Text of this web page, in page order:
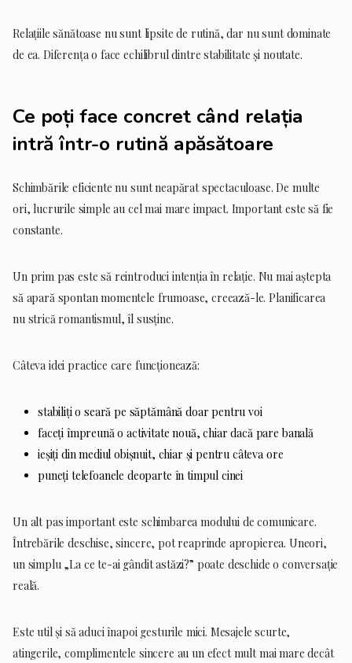
Relațiile sănătoase nu sunt lipsite de rutină, dar nu sunt dominate
de ea. Diferența o face echilibrul dintre stabilitate și noutate.
Ce poți face concret când relația
intră într-o rutină apăsătoare
Schimbările eficiente nu sunt neapărat spectaculoase. De multe
ori, lucrurile simple au cel mai mare impact. Important este să fie
constante.
Un prim pas este să reintroduci intenția în relație. Nu mai aștepta
să apară spontan momentele frumoase, creează-le. Planificarea
nu strică romantismul, îl susține.
Câteva idei practice care funcționează:
stabiliți o seară pe săptămână doar pentru voi
faceți împreună o activitate nouă, chiar dacă pare banală
ieșiți din mediul obișnuit, chiar și pentru câteva ore
puneți telefoanele deoparte în timpul cinei
Un alt pas important este schimbarea modului de comunicare.
Întrebările deschise, sincere, pot reaprinde apropierea. Uneori,
un simplu „La ce te-ai gândit astăzi?” poate deschide o conversație
reală.
Este util și să aduci înapoi gesturile mici. Mesajele scurte,
atingerile, complimentele sincere au un efect mult mai mare decât